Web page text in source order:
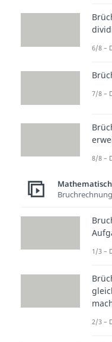
In
dir
mit
6/8 –
7/8 –
8/8 –
1/3 –
2/3 –